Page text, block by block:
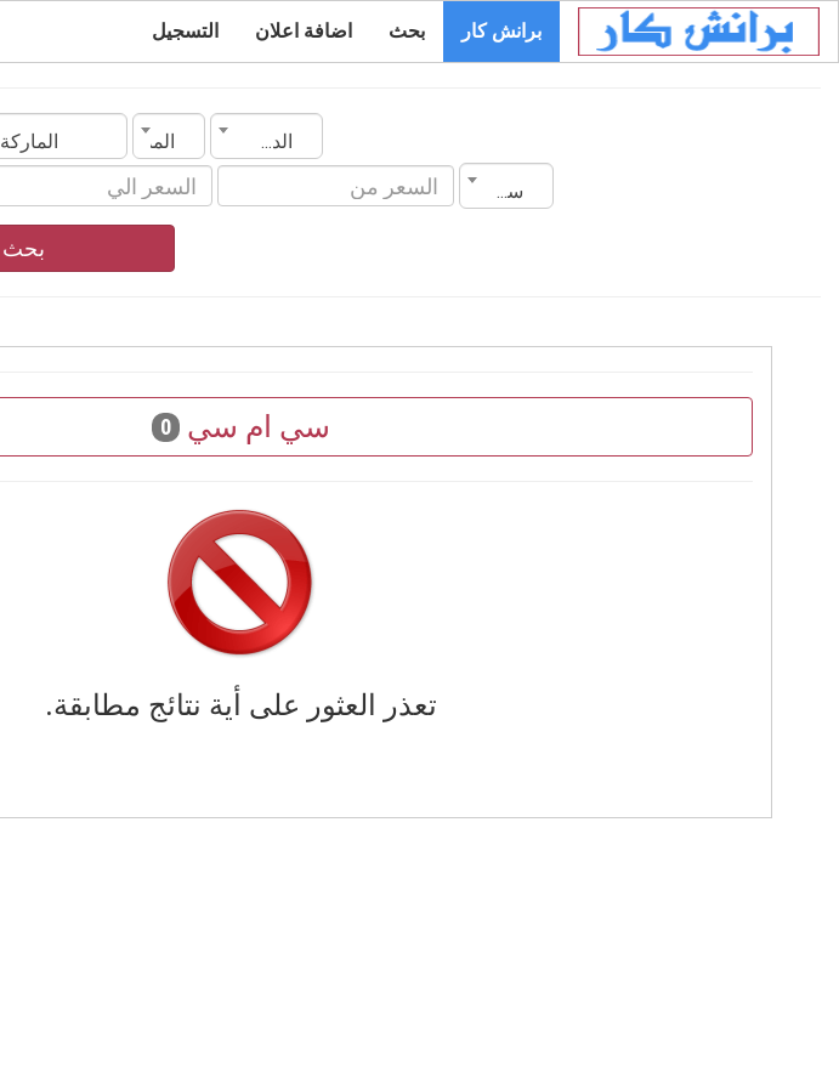
برانش كار بحث اضافة اعلان التسجيل
الدولة المدينة الماركة
سنة الصنع
بحث
سي ام سي 0
تعذر العثور على أية نتائج مطابقة.